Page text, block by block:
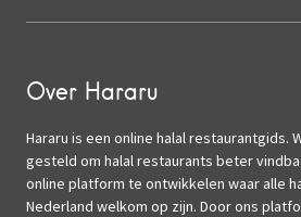
Over Hararu
Hararu is een online halal restaurantgids.
gesteld om halal restaurants beter
online platform te ontwikkelen waar alle
Nederland welkom op zijn. Door ons